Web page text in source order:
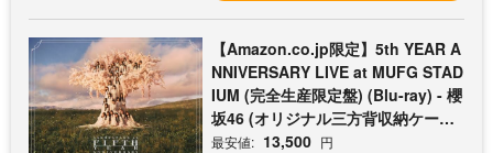
【Amazon.co.jp限定】5th YEAR A
NNIVERSARY LIVE at MUFG STAD
IUM (完全生産限定盤) (Blu-ray) - 櫻
坂46 (オリジナル三方背収納ケース
付)
最安値: 13,500 円